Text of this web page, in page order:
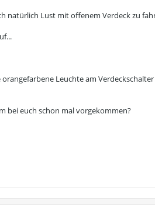
natürlich Lust mit offenem Verdeck zu
Leuchte am
bei euch schon mal vorgekommen?